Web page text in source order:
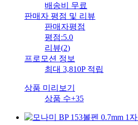
배송비
무료
판매자 평점 및 리뷰
판매자평점
평점:5.0
리뷰(2)
프로모션 정보
최대 3,810P 적립
상품 미리보기
상품 수+35